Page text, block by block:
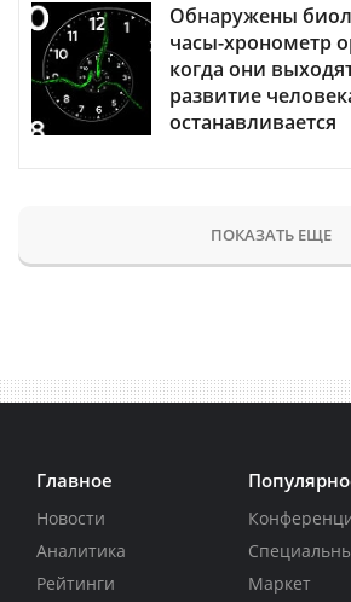
Обнаружены
часы-хронометр
когда они
развитие
останавливается
ПОКАЗАТЬ ЕЩЕ
Главное
Новости
Аналитика
Рейтинги
Маркет